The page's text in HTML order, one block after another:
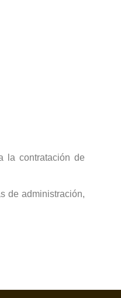
la contratación de
de administración,